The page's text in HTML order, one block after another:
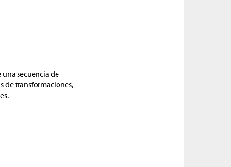
secuencia de
de transformaciones,